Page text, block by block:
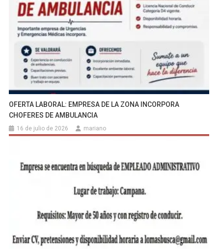
OFERTA LABORAL: EMPRESA DE LA ZONA INCORPORA
CHOFERES DE AMBULANCIA
16 de julio de 2026 mariano